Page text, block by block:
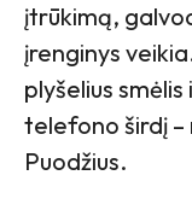
įtrūkimą,
įrenginys
plyšelius
telefono širdį –
Puodžius.